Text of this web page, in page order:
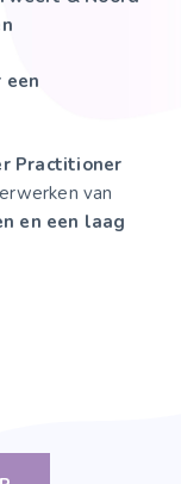
een
Practitioner
van
en een laag